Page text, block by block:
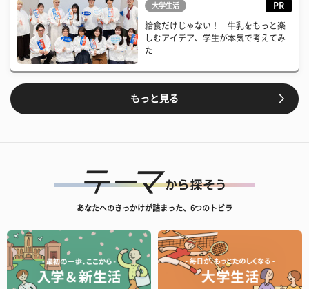
大学生活 PR
給食だけじゃない！ 牛乳をもっと楽
しむアイデア、学生が本気で考えてみ
た
もっと見る
あなたへのきっかけが詰まった、6つのトビラ